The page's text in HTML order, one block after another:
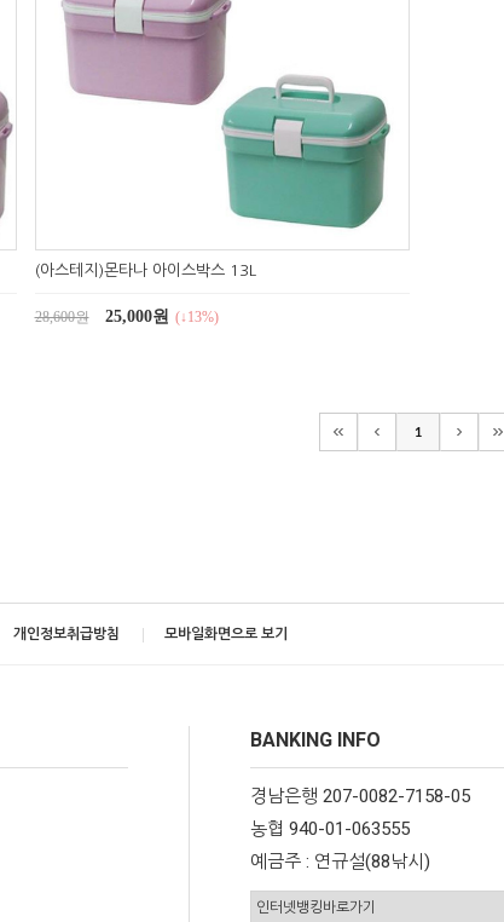
(아스테지)몬타나 아이스박스 13L
28,600원 25,000원 (↓13%)
1
개인정보취급방침 모바일화면으로 보기
BANKING INFO
경남은행 207-0082-7158-05
농협 940-01-063555
예금주 : 연규설(88낚시)